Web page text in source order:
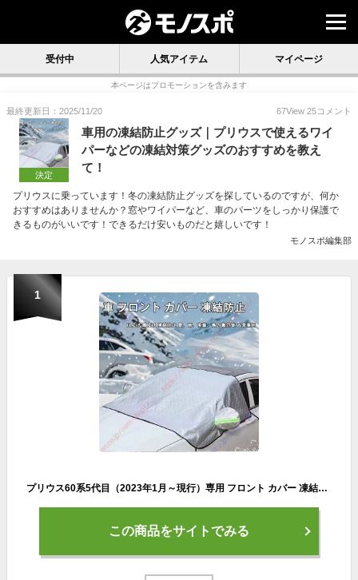
受付中 人気アイテム マイページ
本ページはプロモーションを含みます
最終更新日：2025/11/20 67View 25コメント
決定
車用の凍結防止グッズ｜プリウスで使えるワイ
パーなどの凍結対策グッズのおすすめを教え
て！
プリウスに乗っています！冬の凍結防止グッズを探しているのですが、何か
おすすめはありませんか？窓やワイパーなど、車のパーツをしっかり保護で
きるものがいいです！できるだけ安いものだと嬉しいです！
モノスポ編集部
1
プリウス60系5代目（2023年1月～現行）専用 フロント カバー 凍結防止 カーフロントカバー 車用凍結防止カバー フロントカバー 車サンシェード 四層構造 四季兼用 日よけ 遮光断熱 雪対策 霜取シート 車種汎用 車保護シート 取付簡単 選べる2色【送料無料】
この商品をサイトでみる